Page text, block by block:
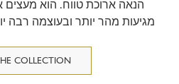
הנאה ארוכת טווח. הוא מעצים
מגיעות מהר יותר ובעוצמה רבה
COLLECTION